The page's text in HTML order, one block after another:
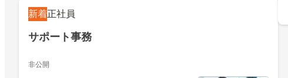
新着正社員
サポート事務
非公開